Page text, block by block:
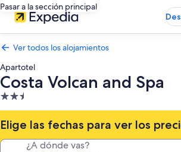
Pasar a la sección principal
Ver todos los alojamientos
Apartotel
Costa Volcan and Spa
Alojamiento
de
2.5 estrellas
Elige las fechas para ver los
¿A dónde vas?